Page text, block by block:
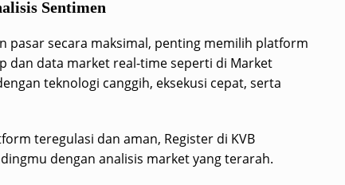
Sentimen
pasar secara maksimal, penting memilih platform
dan data market real-time seperti di Market
teknologi canggih, eksekusi cepat, serta
teregulasi dan aman, Register di KVB
dengan analisis market yang terarah.